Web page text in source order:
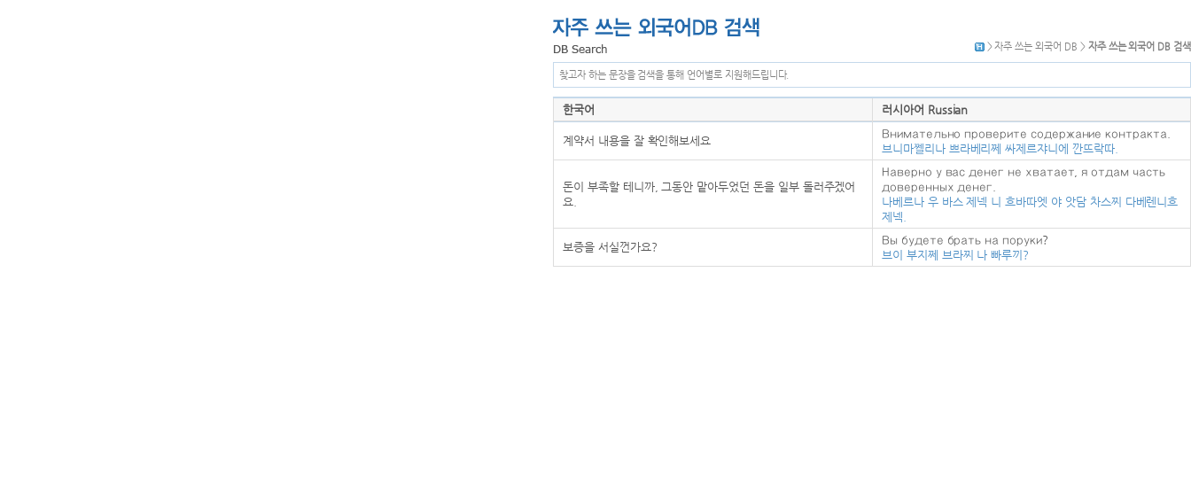
> 자주 쓰는 외국어 DB > 자주 쓰는 외국어 DB 검색
찾고자 하는 문장을 검색을 통해 언어별로 지원해드립니다.
한국어 러시아어 Russian
계약서 내용을 잘 확인해보세요
Внимательно проверите содержание контракта.
브니마쩰리나 쁘라베리쩨 싸제르쟈니에 깐뜨락따.
돈이 부족할 테니까, 그동안 맡아두었던 돈을 일부 돌러주겠어
요.
Наверно у вас денег не хватает, я отдам часть
доверенных денег.
나베르나 우 바스 제넥 니 흐바따엣 야 앗담 차스찌 다베렌니흐
제넥.
보증을 서실껀가요?
Вы будете брать на поруки?
브이 부지쩨 브라찌 나 빠루끼?